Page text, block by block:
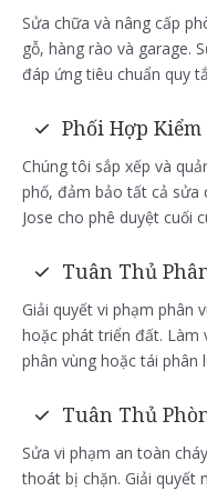
Sửa chữa và nâng cấp
gỗ, hàng rào và garage.
đáp ứng tiêu chuẩn quy
Phối Hợp
Chúng tôi sắp xếp và
phố, đảm bảo tất cả sửa
Jose cho phê duyệt cuối
Tuân Thủ
Giải quyết vi phạm phân
hoặc phát triển đất. Làm
phân vùng hoặc tái phân
Tuân Thủ
Sửa vi phạm an toàn
thoát bị chặn. Giải quyết